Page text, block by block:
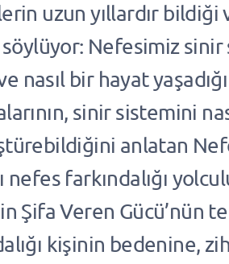
uzun yıllardır bildiği
Nefesimiz
nasıl bir hayat
sinir sistemini
anlatan
nefes farkındalığı
Şifa Veren Gücü’nün
kişinin bedenine,